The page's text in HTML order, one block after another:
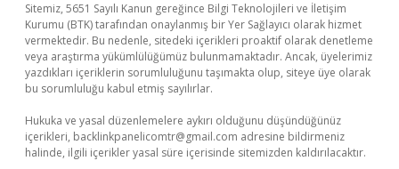
Sitemiz, 5651 Sayılı Kanun gereğince Bilgi Teknolojileri ve İletişim
Kurumu (BTK) tarafından onaylanmış bir Yer Sağlayıcı olarak hizmet
vermektedir. Bu nedenle, sitedeki içerikleri proaktif olarak denetleme
veya araştırma yükümlülüğümüz bulunmamaktadır. Ancak, üyelerimiz
yazdıkları içeriklerin sorumluluğunu taşımakta olup, siteye üye olarak
bu sorumluluğu kabul etmiş sayılırlar.
Hukuka ve yasal düzenlemelere aykırı olduğunu düşündüğünüz
içerikleri, backlinkpanelicomtr@gmail.com adresine bildirmeniz
halinde, ilgili içerikler yasal süre içerisinde sitemizden kaldırılacaktır.